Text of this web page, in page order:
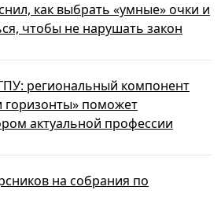
как выбрать «умные» очки и
чтобы не нарушать закон
региональный компонент
горизонты» поможет
актуальной профессии
на собрания по